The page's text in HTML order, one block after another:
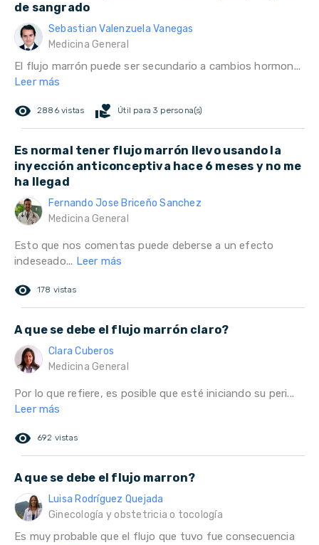
de sangrado
Sebastian Valenzuela Vanegas
Medicina General
El flujo marrón puede ser secundario a cambios hormon...
Leer más
remove_red_eye 2886 vistas volunteer_activism Útil para 3 persona(s)
Es normal tener flujo marrón llevo usando la
inyección anticonceptiva hace 6 meses y no me
ha llegad
Fernando Jose Briceño Sanchez
Medicina General
Esto que nos comentas puede deberse a un efecto
indeseado... Leer más
remove_red_eye 178 vistas
A que se debe el flujo marrón claro?
Clara Cuberos
Medicina General
Por lo que refiere, es posible que esté iniciando su peri...
Leer más
remove_red_eye 692 vistas
A que se debe el flujo marron?
Luisa Rodríguez Quejada
Ginecología y obstetricia o tocología
Es muy probable que el flujo que tuvo fue consecuencia